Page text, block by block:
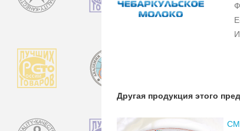
Другая продукция этого